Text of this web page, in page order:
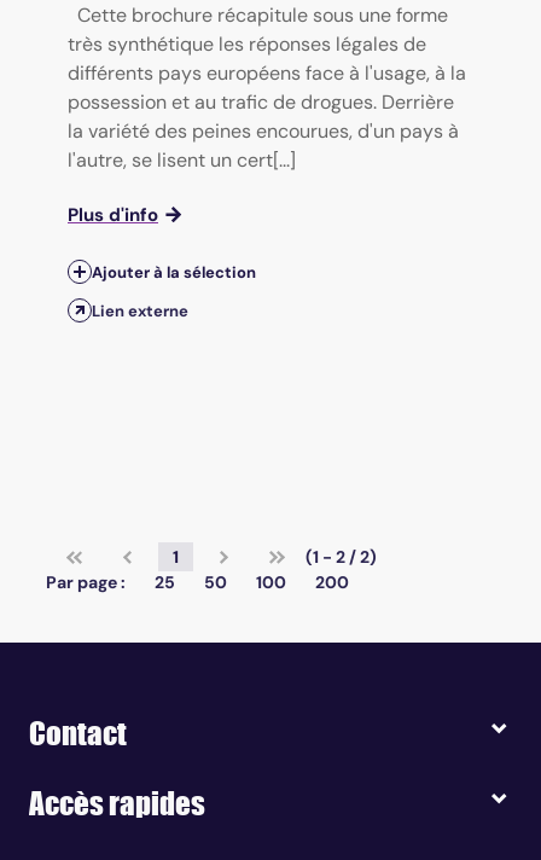
Cette brochure récapitule sous une forme
très synthétique les réponses légales de
différents pays européens face à l'usage, à la
possession et au trafic de drogues. Derrière
la variété des peines encourues, d'un pays à
l'autre, se lisent un cert[...]
Plus d'info
Ajouter à la sélection
Lien externe
1
(1 - 2 / 2)
Par page :
25 50 100 200
Contact
Accès rapides